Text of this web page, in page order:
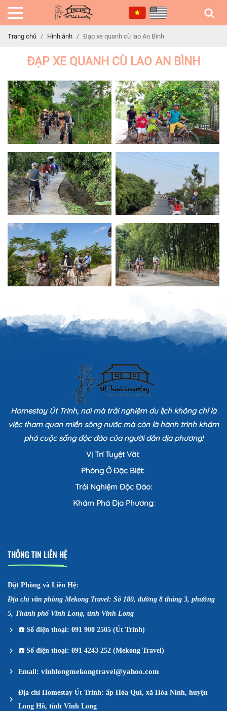
Trang chủ Hình ảnh Đạp xe quanh cù lao An Bình
ĐẠP XE QUANH CÙ LAO AN BÌNH
Homestay Út Trinh, nơi mà trải nghiệm du lịch không chỉ là
việc tham quan miền sông nước mà còn là hành trình khám
phá cuộc sống độc đáo của người dân địa phương!
Vị Trí Tuyệt Vời:
Phòng Ở Đặc Biệt:
Trải Nghiệm Độc Đáo:
Khám Phá Địa Phương:
THÔNG TIN LIÊN HỆ
Đặt Phòng và Liên Hệ:
Địa chỉ văn phòng Mekong Travel: Số 180, đường 8 tháng 3, phường
5, Thành phố Vĩnh Long, tỉnh Vĩnh Long
☎️Số điện thoại: 091 900 2505 (Út Trinh)
☎️Số điện thoại: 091 4243 252 (Mekong Travel)
Email: vinhlongmekongtravel@yahoo.com
Địa chỉ Homestay Út Trinh: ấp Hòa Quí, xã Hòa Ninh, huyện
Long Hồ, tỉnh Vĩnh Long